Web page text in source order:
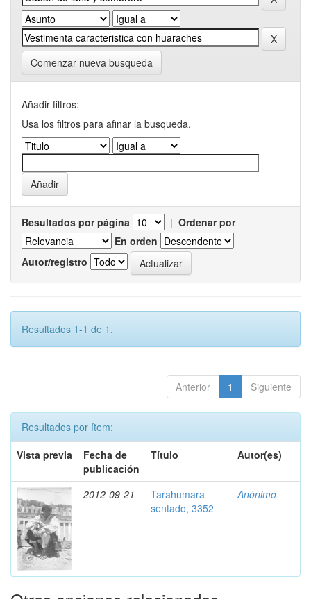
Comenzar nueva busqueda
Añadir filtros:
Usa los filtros para afinar la busqueda.
Resultados por página | Ordenar por
En orden
Autor/registro
Resultados 1-1 de 1.
Anterior 1 Siguiente
Resultados por ítem:
Vista previa
Fecha de
publicación
Título Autor(es)
2012-09-21
Tarahumara
sentado, 3352
Anónimo